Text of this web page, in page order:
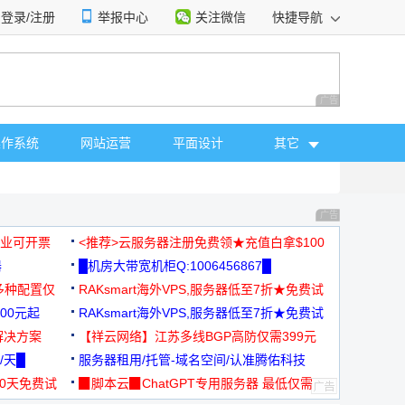
登录/注册 举报中心 关注微信 快捷导航
广告 商业广告，理
系统 网站运营 平面设计 其它
广告 商业广告，理
可开票
<推荐>云服务器注册免费领★充值白拿$100
█机房大带宽机柜Q:1006456867█
种配置仅
RAKsmart海外VPS,服务器低至7折★免费试
用★
元起
RAKsmart海外VPS,服务器低至7折★免费试
用★
决方案
【祥云网络】江苏多线BGP高防仅需399元
█
服务器租用/托管-域名空间/认准腾佑科技
免费试
▉脚本云▉ChatGPT专用服务器 最低仅需